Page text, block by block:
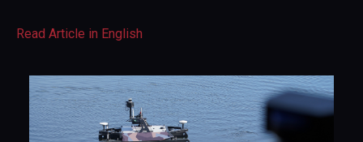
Read Article in English